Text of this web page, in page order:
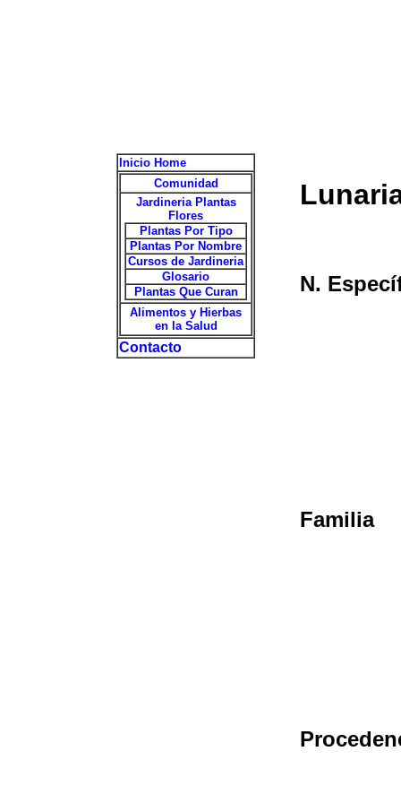
Inicio Home
Comunidad
Jardineria Plantas
Flores
Plantas Por Tipo
Plantas Por Nombre
Cursos de Jardineria
Glosario
Plantas Que Curan
Alimentos y Hierbas
en la Salud
Contacto
N.
Familia